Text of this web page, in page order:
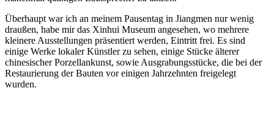
Überhaupt war ich an meinem Pausentag in Jiangmen nur wenig
draußen, habe mir das Xinhui Museum angesehen, wo mehrere
kleinere Ausstellungen präsentiert werden, Eintritt frei. Es sind
einige Werke lokaler Künstler zu sehen, einige Stücke älterer
chinesischer Porzellankunst, sowie Ausgrabungsstücke, die bei der
Restaurierung der Bauten vor einigen Jahrzehnten freigelegt
wurden.